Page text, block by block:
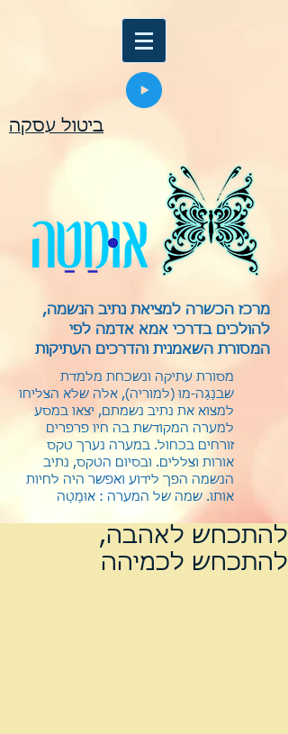
ביטול עסקה
מרכז הכשרה למציאת נתיב הנשמה,
להולכים בדרכי אמא אדמה לפי
המסורת השאמנית והדרכים העתיקות
מסורת עתיקה ונשכחת מלמדת
שבנַגַה-מוּ (למוריה), אלה שלא הצליחו
למצוא את נתיב נשמתם, יצאו במסע
למערה המקודשת בה חיו פרפרים
זורחים בכחול. במערה נערך טקס
אורות וצללים. ובסיום הטקס, נתיב
הנשמה הפך לידוע ואפשר היה לחיות
אותו. שמה של המערה : אוּמַטַה
להתכחש לאהבה,
להתכחש לכמיהה